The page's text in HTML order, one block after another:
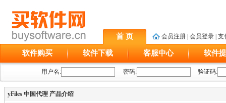
首 页 会员注册 会员登录 支
软件购买 软件下载 客服中心 软件
用户名: 密码: 验证码:
yFiles 中国代理 产品介绍